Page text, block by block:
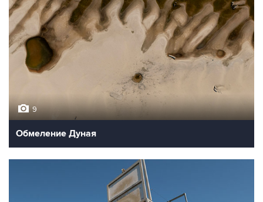
9
Обмеление Дуная